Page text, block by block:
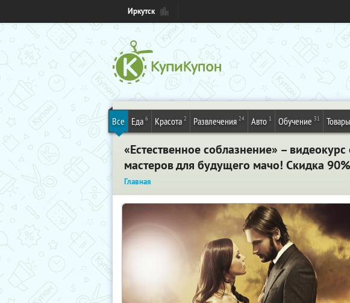
Иркутск
Все Еда 6 Красота 2 Развлечения 24 Авто 1 Обучение 31 Товары
«Естественное соблазнение» –
мастеров для будущего мачо! Скидка
Главная